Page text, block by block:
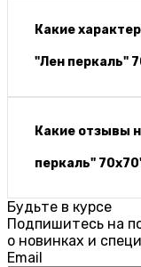
Какие
"Лен перкаль"
Какие отзывы
перкаль"
Будьте в курсе
Подпишитесь на
о новинках и
Email